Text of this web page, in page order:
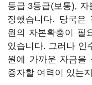
등급 3등급(보통),
정했습니다. 당국은
원의 자본확충이 필
있습니다. 그러나 인
원에 가까운 자금을
증자할 여력이 있는